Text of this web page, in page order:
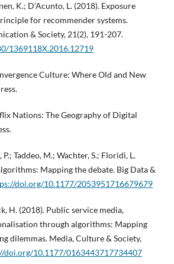
K.; D’Acunto, L. (2018). Exposure
for recommender systems.
& Society, 21(2), 191-207.
1369118X.2016.12719
Culture: Where Old and New
Nations: The Geography of Digital
Taddeo, M.; Wachter, S.; Floridi, L.
Mapping the debate. Big Data &
doi.org/10.1177/2053951716679679
H. (2018). Public service media,
through algorithms: Mapping
dilemmas. Media, Culture & Society,
doi.org/10.1177/0163443717734407